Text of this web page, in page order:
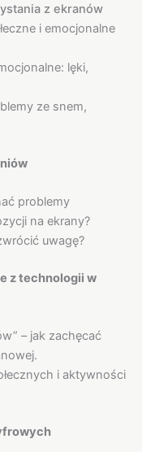
z ekranów
i emocjonalne
lęki,
ze snem,
problemy
na ekrany?
uwagę?
z technologii w
– jak zachęcać
i aktywności